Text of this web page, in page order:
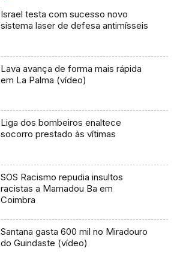
Israel testa com sucesso novo
sistema laser de defesa antimísseis
Lava avança de forma mais rápida
em La Palma (vídeo)
Liga dos bombeiros enaltece
socorro prestado às vítimas
SOS Racismo repudia insultos
racistas a Mamadou Ba em
Coimbra
Santana gasta 600 mil no Miradouro
do Guindaste (vídeo)